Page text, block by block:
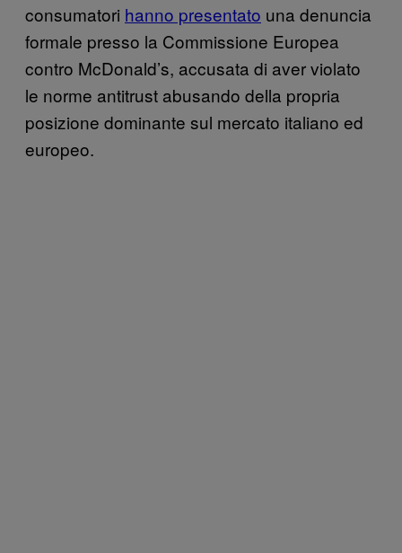
consumatori hanno presentato una denuncia
formale presso la Commissione Europea
contro McDonald’s, accusata di aver violato
le norme antitrust abusando della propria
posizione dominante sul mercato italiano ed
europeo.